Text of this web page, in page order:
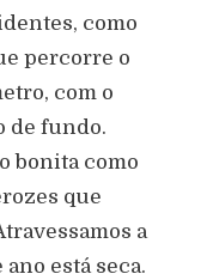
como
percorre o
com o
de fundo.
bonita como
que
a
está seca.